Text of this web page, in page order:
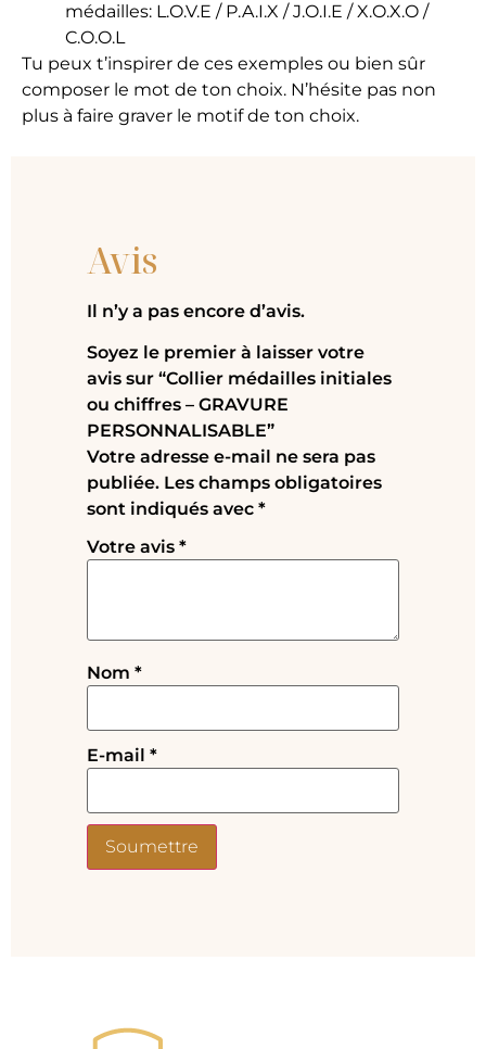
médailles: L.O.V.E / P.A.I.X / J.O.I.E / X.O.X.O /
C.O.O.L
Tu peux t’inspirer de ces exemples ou bien sûr
composer le mot de ton choix. N’hésite pas non
plus à faire graver le motif de ton choix.
Avis
Il n’y a pas encore d’avis.
Soyez le premier à laisser votre
avis sur “Collier médailles initiales
ou chiffres – GRAVURE
PERSONNALISABLE”
Votre adresse e-mail ne sera pas
publiée. Les champs obligatoires
sont indiqués avec *
Votre avis *
Nom *
E-mail *